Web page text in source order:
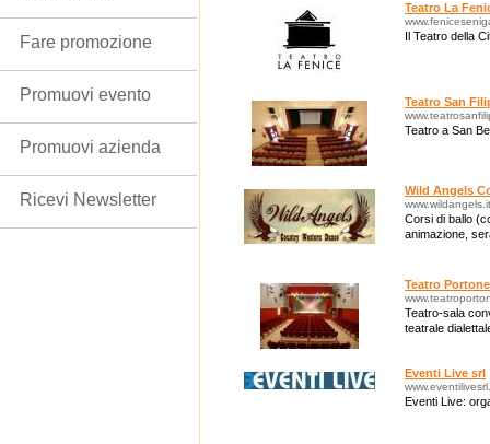
Teatro La
Il Teatro della
Teatro San
Teatro a San
Wild Angels
www.wildangels.it
Corsi di ballo
animazione,
Teatro Portone
Teatro-sala
teatrale
Eventi Live srl
Eventi Live:
Fare promozione
Promuovi evento
Promuovi azienda
Ricevi Newsletter